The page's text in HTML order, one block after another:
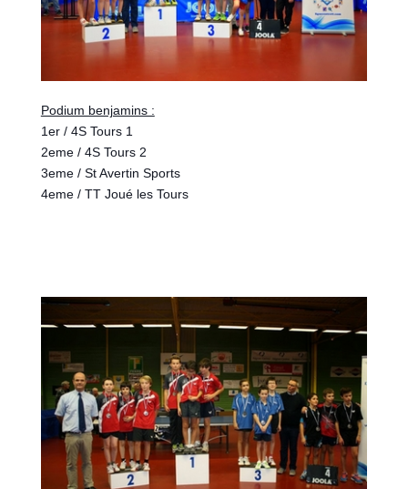
Podium benjamins :
1er / 4S Tours 1
2eme / 4S Tours 2
3eme / St Avertin Sports
4eme / TT Joué les Tours